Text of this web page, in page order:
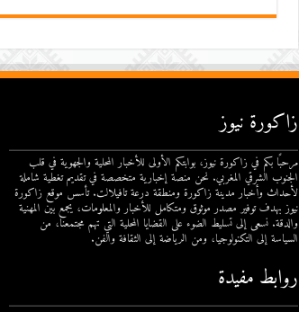
زاكورة نيوز
مرحبًا بكم في زاكورة نيوز، بوابتكم الأولى للأخبار المحلية والجهوية في قلب
الجنوب الشرقي المغربي. نحن منصة إخبارية متخصصة في تقديم تغطية شاملة
لأحداث وأخبار مدينة زاكورة ومنطقة درعة تافيلالت. تأسس موقع زاكورة
نيوز بهدف توفير مصدر موثوق ومتكامل للأخبار والمعلومات، يجمع بين المهنية
والدقة. نسعى إلى تسليط الضوء على القضايا المحلية التي تهم مجتمعنا، من
السياسة إلى التكنولوجيا، ومن الرياضة إلى الثقافة والفن.
روابط مفيدة